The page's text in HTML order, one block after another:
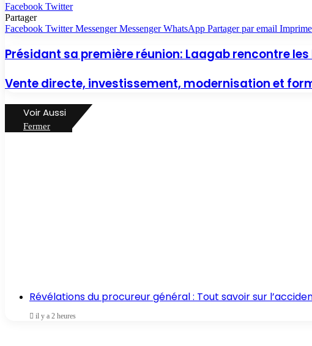
Facebook Twitter
Partager
Facebook Twitter Messenger Messenger WhatsApp Partager par email
Présidant sa première réunion: Laagab rencontre
Vente directe, investissement, modernisation et
Voir Aussi
Fermer
Révélations du procureur général : Tout savoir sur
il y a 2 heures